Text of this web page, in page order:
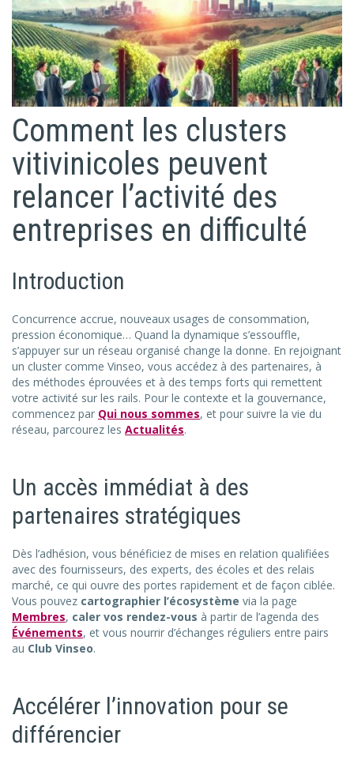
Comment les clusters
vitivinicoles peuvent
relancer l’activité des
entreprises en difficulté
Introduction
Concurrence accrue, nouveaux usages de consommation,
pression économique… Quand la dynamique s’essouffle,
s’appuyer sur un réseau organisé change la donne. En rejoignant
un cluster comme Vinseo, vous accédez à des partenaires, à
des méthodes éprouvées et à des temps forts qui remettent
votre activité sur les rails. Pour le contexte et la gouvernance,
commencez par Qui nous sommes, et pour suivre la vie du
réseau, parcourez les Actualités.
Un accès immédiat à des
partenaires stratégiques
Dès l’adhésion, vous bénéficiez de mises en relation qualifiées
avec des fournisseurs, des experts, des écoles et des relais
marché, ce qui ouvre des portes rapidement et de façon ciblée.
Vous pouvez cartographier l’écosystème via la page
Membres, caler vos rendez-vous à partir de l’agenda des
Événements, et vous nourrir d’échanges réguliers entre pairs
au Club Vinseo.
Accélérer l’innovation pour se
différencier